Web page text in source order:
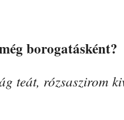
borogatásként?
teát, rózsaszirom